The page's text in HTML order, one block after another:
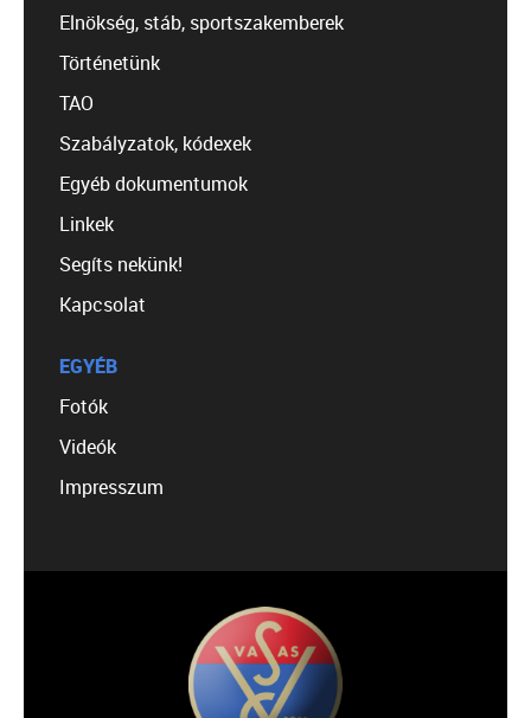
Elnökség, stáb, sportszakemberek
Történetünk
TAO
Szabályzatok, kódexek
Egyéb dokumentumok
Linkek
Segíts nekünk!
Kapcsolat
EGYÉB
Fotók
Videók
Impresszum